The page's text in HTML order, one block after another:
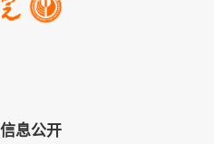
信息公开